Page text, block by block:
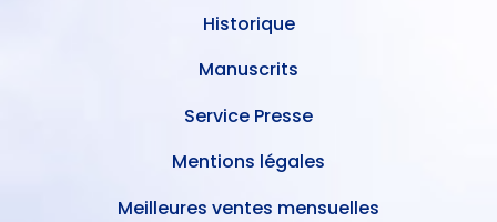
Historique
Manuscrits
Service Presse
Mentions légales
Meilleures ventes mensuelles